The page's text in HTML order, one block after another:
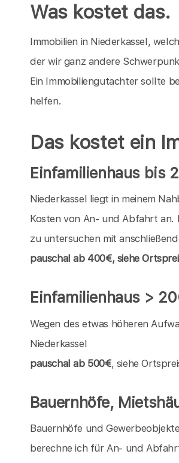
Was kostet das.
Immobilien in Niederkassel,
der wir ganz andere
Ein Immobiliengutachter sollte
helfen.
Das kostet ein
Einfamilienhaus bis
Niederkassel liegt in meinem
Kosten von An- und Abfahrt an.
zu untersuchen mit
pauschalab 400€, siehe
Einfamilienhaus >
Wegen des etwas höheren
Niederkassel
pauschal ab 500€, siehe
Bauernhöfe,
Bauernhöfe und
berechne ich für An- und